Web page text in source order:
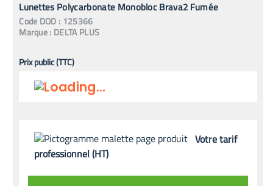
Lunettes Polycarbonate Monobloc Brava2 Fumée
Code DOD : 125366
Marque : DELTA PLUS
Prix public (TTC)
Votre tarif
professionnel (HT)